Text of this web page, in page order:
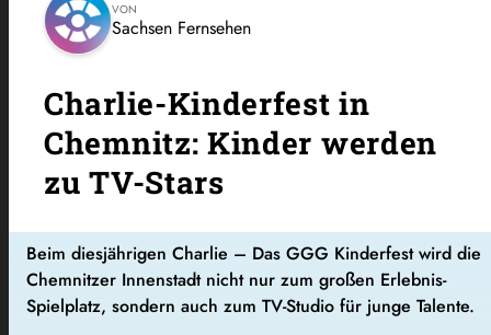
VON
Sachsen Fernsehen
Charlie-Kinderfest in
Chemnitz: Kinder werden
zu TV-Stars
Beim diesjährigen Charlie – Das GGG Kinderfest wird die
Chemnitzer Innenstadt nicht nur zum großen Erlebnis-
Spielplatz, sondern auch zum TV-Studio für junge Talente.